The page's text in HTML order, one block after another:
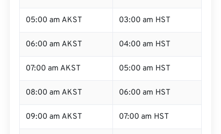
05:00 am AKST 03:00 am HST
06:00 am AKST 04:00 am HST
07:00 am AKST 05:00 am HST
08:00 am AKST 06:00 am HST
09:00 am AKST 07:00 am HST